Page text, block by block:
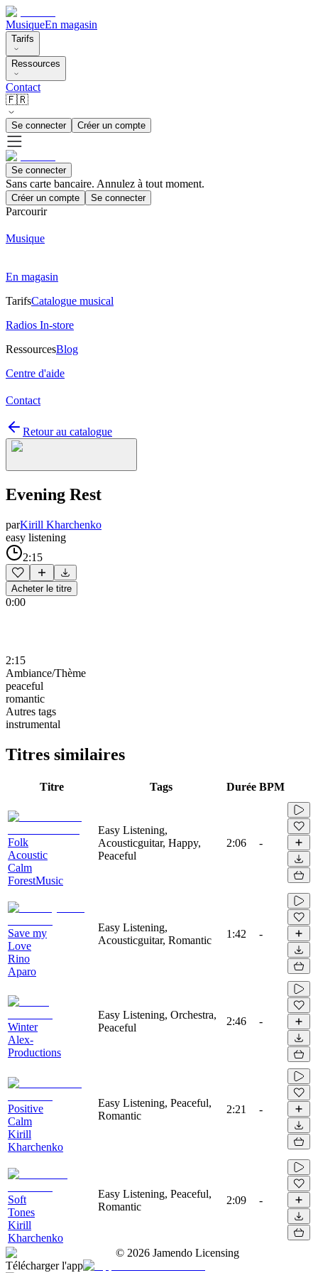
MusiqueEn magasin
Tarifs
Ressources
Contact
🇫🇷
Se connecter Créer un compte
Se connecter
Sans carte bancaire. Annulez à tout moment.
Créer un compte Se connecter
Parcourir
Musique
En magasin
TarifsCatalogue musical
Radios In-store
RessourcesBlog
Centre d'aide
Contact
Retour au catalogue
Evening Rest
parKirill Kharchenko
easy listening
2:15
Acheter le titre
0:00
2:15
Ambiance/Thème
peaceful
romantic
Autres tags
instrumental
Titres similaires
Titre Tags Durée BPM
Folk
Acoustic
Calm
ForestMusic
Easy Listening,
Acousticguitar, Happy,
Peaceful
2:06 -
Save my
Love
Rino
Aparo
Easy Listening,
Acousticguitar, Romantic
1:42 -
Winter
Alex-
Productions
Easy Listening, Orchestra,
Peaceful
2:46 -
Positive
Calm
Kirill
Kharchenko
Easy Listening, Peaceful,
Romantic
2:21 -
Soft
Tones
Kirill
Kharchenko
Easy Listening, Peaceful,
Romantic
2:09 -
© 2026 Jamendo Licensing
Télécharger l'app